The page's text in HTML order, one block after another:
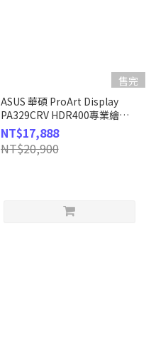
售完
ASUS 華碩 ProArt Display
PA329CRV HDR400專業繪圖
螢幕 (32型/4K/HDMI/DP/喇
叭/IPS/Type-C)
NT$17,888
NT$20,900